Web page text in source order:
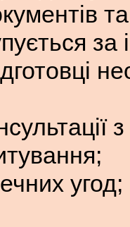
за
угод;